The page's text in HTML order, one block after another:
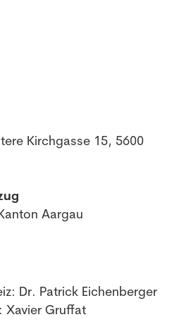
Kirchgasse 15, 5600
Aargau
Dr. Patrick Eichenberger
Xavier Gruffat